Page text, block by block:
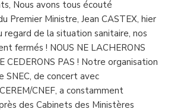
Nous avons tous écouté
Premier Ministre, Jean CASTEX, hier
regard de la situation sanitaire, nos
fermés ! NOUS NE LACHERONS
CEDERONS PAS ! Notre organisation
SNEC, de concert avec
CNEF, a constamment
des Cabinets des Ministères